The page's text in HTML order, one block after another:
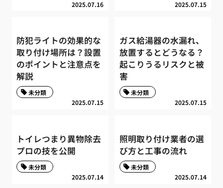
2025.07.16 2025.07.15
防犯ライトの効果的な
取り付け場所は？設置
のポイントと注意点を
解説
2025.07.15
未分類
ガス給湯器の水漏れ、
放置するとどうなる？
起こりうるリスクと被
害
2025.07.15
未分類
トイレつまり異物除去
プロの技を公開
2025.07.14
未分類
照明取り付け業者の選
び方と工事の流れ
2025.07.14
未分類